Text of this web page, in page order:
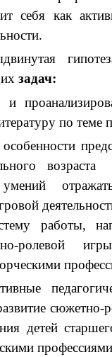
себя как
задач:
и
по теме
работы,
ролевой
сюжетно-
детей